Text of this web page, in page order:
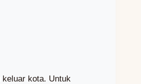
keluar kota. Untuk